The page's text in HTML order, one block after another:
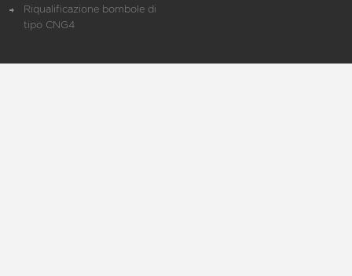
Riqualificazione bombole di
tipo CNG4